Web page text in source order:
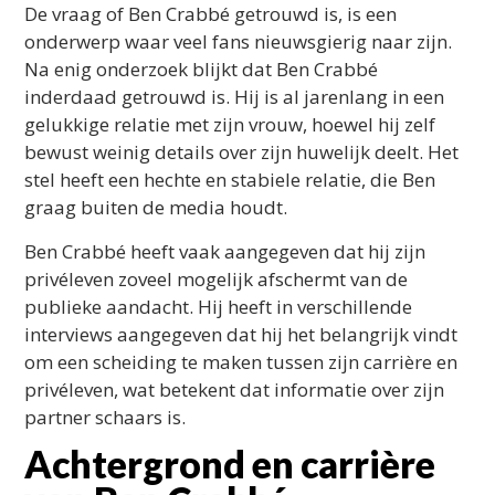
De vraag of Ben Crabbé getrouwd is, is een
onderwerp waar veel fans nieuwsgierig naar zijn.
Na enig onderzoek blijkt dat Ben Crabbé
inderdaad getrouwd is. Hij is al jarenlang in een
gelukkige relatie met zijn vrouw, hoewel hij zelf
bewust weinig details over zijn huwelijk deelt. Het
stel heeft een hechte en stabiele relatie, die Ben
graag buiten de media houdt.
Ben Crabbé heeft vaak aangegeven dat hij zijn
privéleven zoveel mogelijk afschermt van de
publieke aandacht. Hij heeft in verschillende
interviews aangegeven dat hij het belangrijk vindt
om een scheiding te maken tussen zijn carrière en
privéleven, wat betekent dat informatie over zijn
partner schaars is.
Achtergrond en carrière